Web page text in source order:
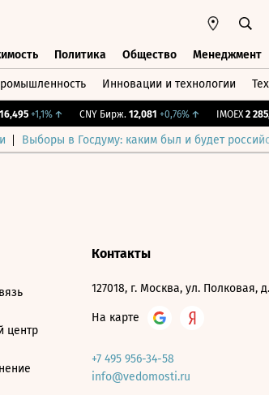
Политика Общество Менеджмент
Инновации и технологии
+1,1%↑ CNY Бирж. 12,081 +0,76%↑ IMOEX 2
Выборы в Госдуму: каким был и будет
центр
Контакты
127018, г. Москва, ул. Полковая,
На карте
+7 495 956-34-58
info@vedomosti.ru